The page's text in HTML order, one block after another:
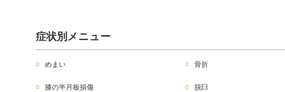
症状別メニュー
めまい 骨折
膝の半月板損傷 脱臼